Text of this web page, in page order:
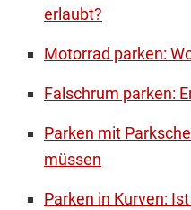
erlaubt?
Motorrad parken:
Falschrum parken:
Parken mit
müssen
Parken in Kurven: